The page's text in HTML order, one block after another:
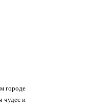
городе
чудес и